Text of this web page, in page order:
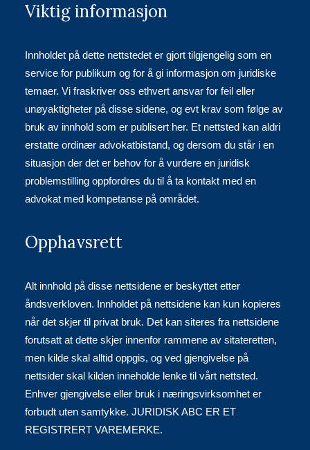
Viktig informasjon
Innholdet på dette nettstedet er gjort tilgjengelig som en
service for publikum og for å gi informasjon om juridiske
temaer. Vi fraskriver oss ethvert ansvar for feil eller
unøyaktigheter på disse sidene, og evt krav som følge av
bruk av innhold som er publisert her. Et nettsted kan aldri
erstatte ordinær advokatbistand, og dersom du står i en
situasjon der det er behov for å vurdere en juridisk
problemstilling oppfordres du til å ta kontakt med en
advokat med kompetanse på området.
Opphavsrett
Alt innhold på disse nettsidene er beskyttet etter
åndsverkloven. Innholdet på nettsidene kan kun kopieres
når det skjer til privat bruk. Det kan siteres fra nettsidene
forutsatt at dette skjer innenfor rammene av sitateretten,
men kilde skal alltid oppgis, og ved gjengivelse på
nettsider skal kilden inneholde lenke til vårt nettsted.
Enhver gjengivelse eller bruk i næringsvirksomhet er
forbudt uten samtykke. JURIDISK ABC ER ET
REGISTRERT VAREMERKE.